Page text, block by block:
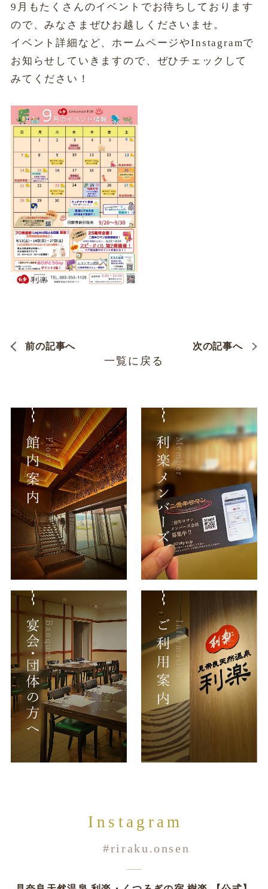
9月もたくさんのイベントでお待ちしております
ので、みなさまぜひお越しくださいませ。
イベント詳細など、ホームページやInstagramで
お知らせしていきますので、 ぜひチェックして
みてください！
前の記事へ 次の記事へ
一覧に戻る
Instagram
#riraku.onsen